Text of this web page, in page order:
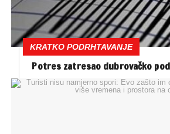
KRATKO PODRHTAVANJE
Potres zatresao dubrovačko